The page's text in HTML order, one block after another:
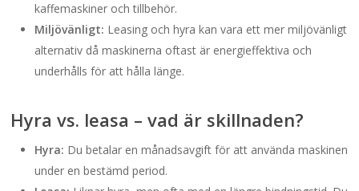
kaffemaskiner och tillbehör.
Miljövänligt: Leasing och hyra kan vara ett mer miljövänligt
alternativ då maskinerna oftast är energieffektiva och
underhålls för att hålla länge.
Hyra vs. leasa – vad är skillnaden?
Hyra: Du betalar en månadsavgift för att använda maskinen
under en bestämd period.